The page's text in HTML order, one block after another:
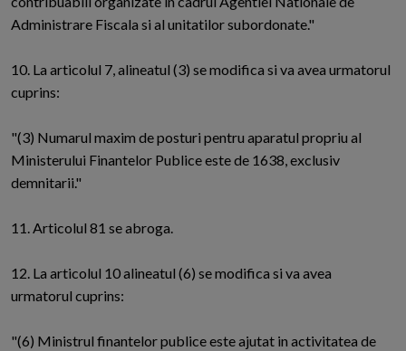
Administrare Fiscala si al unitatilor subordonate."
10. La articolul 7, alineatul (3) se modifica si va avea urmatorul
cuprins:
"(3) Numarul maxim de posturi pentru aparatul propriu al
Ministerului Finantelor Publice este de 1638, exclusiv
demnitarii."
11. Articolul 81 se abroga.
12. La articolul 10 alineatul (6) se modifica si va avea
urmatorul cuprins:
"(6) Ministrul finantelor publice este ajutat in activitatea de